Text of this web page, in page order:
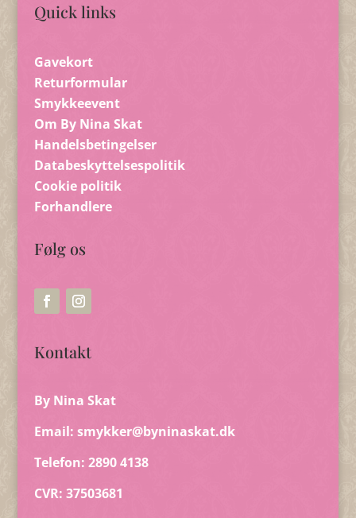
Quick links
Gavekort
Returformular
Smykkeevent
Om By Nina Skat
Handelsbetingelser
Databeskyttelsespolitik
Cookie politik
Forhandlere
Følg os
Kontakt
By Nina Skat
Email: smykker@byninaskat.dk
Telefon: 2890 4138
CVR: 37503681